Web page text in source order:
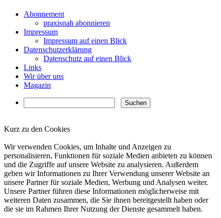
Abonnement
praxisnah abonnieren
Impressum
Impressum auf einen Blick
Datenschutzerklärung
Datenschutz auf einen Blick
Links
Wir über uns
Magazin
Kurz zu den Cookies
Wir verwenden Cookies, um Inhalte und Anzeigen zu
personalisieren, Funktionen für soziale Medien anbieten zu können
und die Zugriffe auf unsere Website zu analysieren. Außerdem
geben wir Informationen zu Ihrer Verwendung unserer Website an
unsere Partner für soziale Medien, Werbung und Analysen weiter.
Unsere Partner führen diese Informationen möglicherweise mit
weiteren Daten zusammen, die Sie ihnen bereitgestellt haben oder
die sie im Rahmen Ihrer Nutzung der Dienste gesammelt haben.